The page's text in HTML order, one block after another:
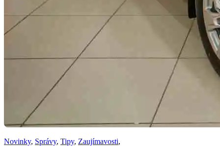
Novinky, Správy, Tipy, Zaujímavosti,